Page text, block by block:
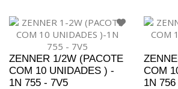
ZENNER 1/2W (PACOTE
COM 10 UNIDADES ) -
1N 755 - 7V5
COM
1N